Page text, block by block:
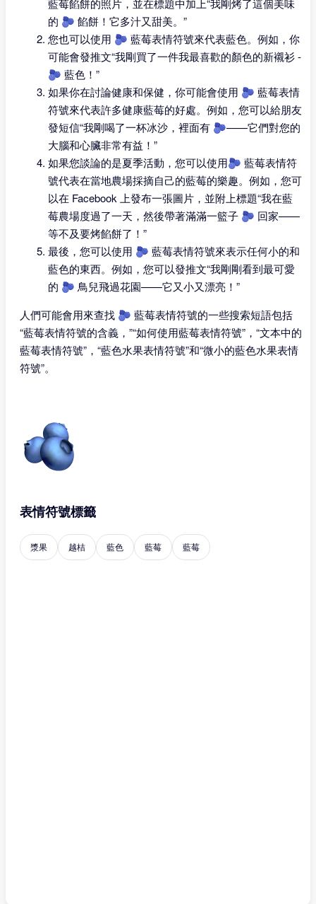
藍莓餡餅的照片，並在標題中加上“我剛烤了這個美味
的 🫐 餡餅！它多汁又甜美。”
您也可以使用 🫐 藍莓表情符號來代表藍色。例如，你
可能會發推文“我剛買了一件我最喜歡的顏色的新襯衫 -
🫐 藍色！”
如果你在討論健康和保健，你可能會使用 🫐 藍莓表情
符號來代表許多健康藍莓的好處。例如，您可以給朋友
發短信“我剛喝了一杯冰沙，裡面有 🫐——它們對您的
大腦和心臟非常有益！”
如果您談論的是夏季活動，您可以使用🫐 藍莓表情符
號代表在當地農場採摘自己的藍莓的樂趣。例如，您可
以在 Facebook 上發布一張圖片，並附上標題“我在藍
莓農場度過了一天，然後帶著滿滿一籃子 🫐 回家——
等不及要烤餡餅了！”
最後，您可以使用 🫐 藍莓表情符號來表示任何小的和
藍色的東西。例如，您可以發推文“我剛剛看到最可愛
的 🫐 鳥兒飛過花園——它又小又漂亮！”
人們可能會用來查找 🫐 藍莓表情符號的一些搜索短語包括
“藍莓表情符號的含義，”“如何使用藍莓表情符號”，“文本中的
藍莓表情符號”，“藍色水果表情符號”和“微小的藍色水果表情
符號”。
表情符號標籤
漿果 越桔 藍色 藍莓 藍莓